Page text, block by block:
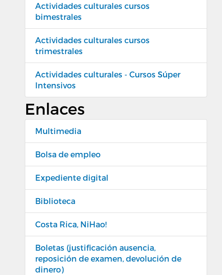
Actividades culturales cursos
bimestrales
Actividades culturales cursos
trimestrales
Actividades culturales - Cursos Súper
Intensivos
Enlaces
Multimedia
Bolsa de empleo
Expediente digital
Biblioteca
Costa Rica, NiHao!
Boletas (justificación ausencia,
reposición de examen, devolución de
dinero)